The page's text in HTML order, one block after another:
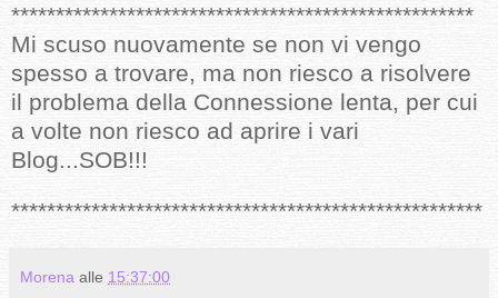
****************************************************
Mi scuso nuovamente se non vi vengo
spesso a trovare, ma non riesco a risolvere
il problema della Connessione lenta, per cui
a volte non riesco ad aprire i vari
Blog...SOB!!!
*****************************************************
Morena alle 15:37:00